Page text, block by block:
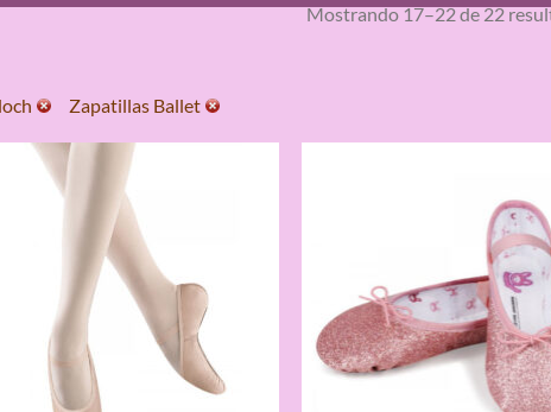
Mostrando 17–22 de 22
Zapatillas Ballet